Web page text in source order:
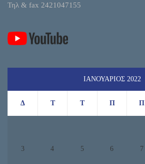
Τηλ & fax 2421047155
ΙΑΝΟΥΆΡΙΟΣ 2022
Δ Τ Τ Π Π
3 4 5 6 7